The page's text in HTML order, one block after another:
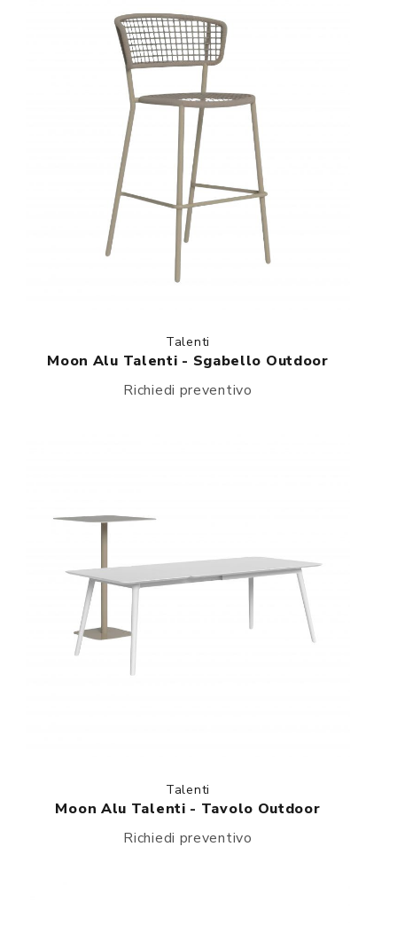
Talenti
Moon Alu Talenti - Sgabello Outdoor
Richiedi preventivo
Talenti
Moon Alu Talenti - Tavolo Outdoor
Richiedi preventivo